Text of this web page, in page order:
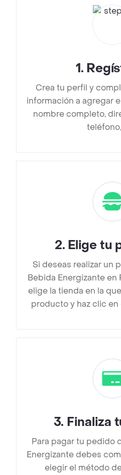
1.
Crea tu perfil y
información a agregar
nombre completo,
2. Elige tu
Si deseas realizar un
Bebida Energizante en
elige la tienda en la
producto y haz clic en
3. Finaliza
Para pagar tu pedido
Energizante debes
elegir el método